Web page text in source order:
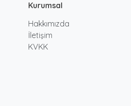
Kurumsal
Hakkımızda
İletişim
KVKK